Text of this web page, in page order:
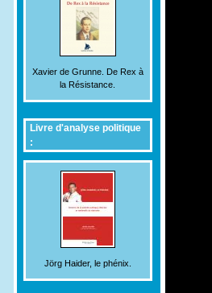
Xavier de Grunne. De Rex à
la Résistance.
Livre d'analyse politique
:
Jörg Haider, le phénix.